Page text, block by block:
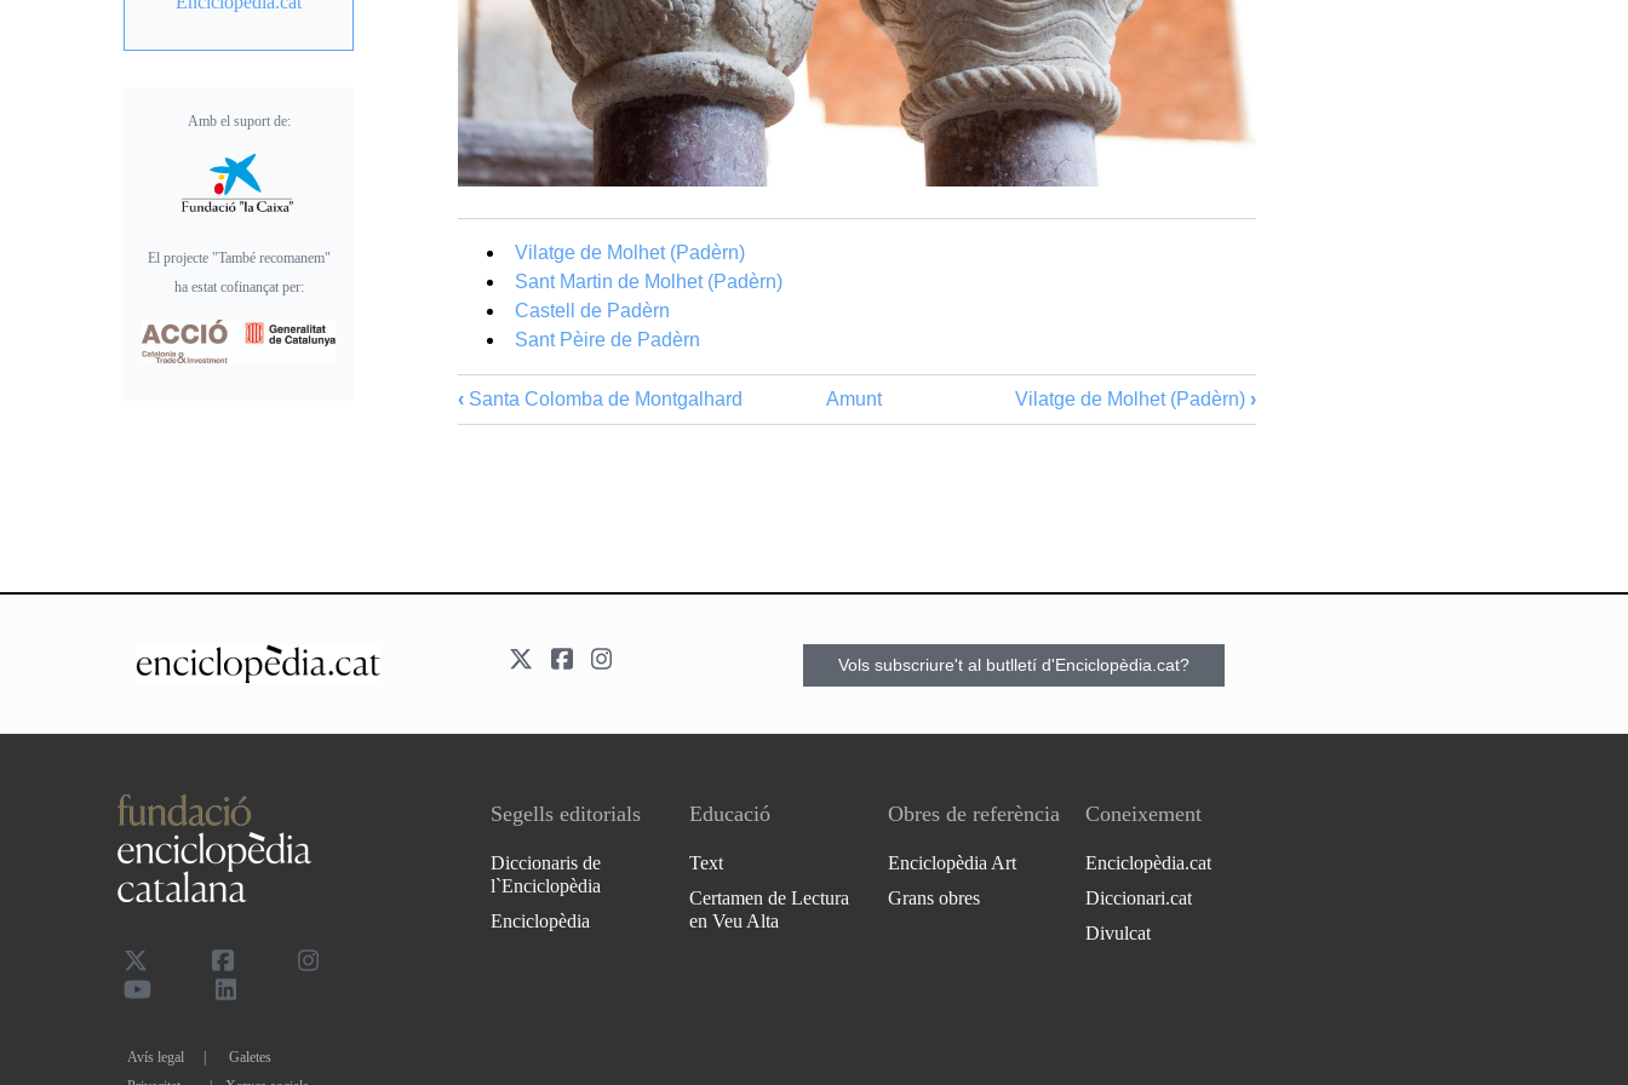
Vilatge de Molhet (Padèrn)
Sant Martin de Molhet (Padèrn)
Castell de Padèrn
Sant Pèire de Padèrn
‹ Santa Colomba de Montgalhard Amunt Vilatge de Molhet (Padèrn) ›
Amb el suport de:
El projecte "També recomanem"
ha estat cofinançat per:
Vols subscriure't al butlletí d'Enciclopèdia.cat?
Avís legal
Galetes
Segells editorials
Diccionaris de
l`Enciclopèdia
Enciclopèdia
Educació
Text
Certamen de Lectura
en Veu Alta
Obres de referència
Enciclopèdia Art
Grans obres
Coneixement
Enciclopèdia.cat
Diccionari.cat
Divulcat